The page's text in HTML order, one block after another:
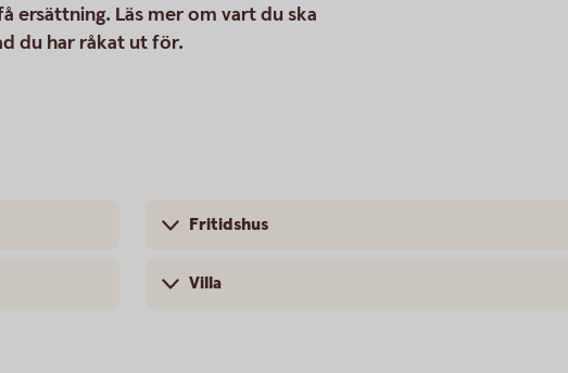
ersättning. Läs mer om vart du ska
du har råkat ut för.
Fritidshus
Villa